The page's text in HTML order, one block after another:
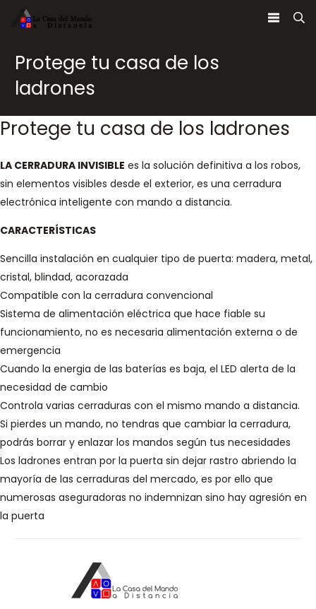
Protege tu casa de los
ladrones
Protege tu casa de los ladrones
LA CERRADURA INVISIBLE es la solución definitiva a los robos,
sin elementos visibles desde el exterior, es una cerradura
electrónica inteligente con mando a distancia.
CARACTERÍSTICAS
Sencilla instalación en cualquier tipo de puerta: madera, metal,
cristal, blindad, acorazada
Compatible con la cerradura convencional
Sistema de alimentación eléctrica que hace fiable su
funcionamiento, no es necesaria alimentación externa o de
emergencia
Cuando la energia de las baterías es baja, el LED alerta de la
necesidad de cambio
Controla varias cerraduras con el mismo mando a distancia.
Si pierdes un mando, no tendras que cambiar la cerradura,
podrás borrar y enlazar los mandos según tus necesidades
Los ladrones entran por la puerta sin dejar rastro abriendo la
mayoría de las cerraduras del mercado, es por ello que
numerosas aseguradoras no indemnizan sino hay agresión en
la puerta